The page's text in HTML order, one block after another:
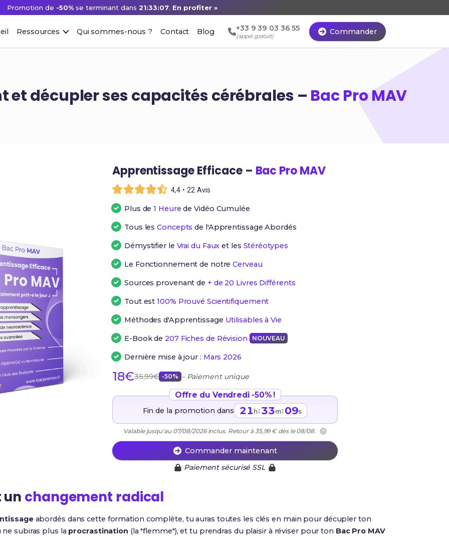
Promotion de -50%se terminant dans 21:33:06. En profiter »
Ressources Qui sommes-nous ? Contact Blog +33 9 39 03 36 55
(appel gratuit)
Commander
décupler ses capacités cérébrales – Bac Pro MAV
Apprentissage Efficace – Bac Pro MAV
4,4 • 22 Avis
Plus de1 Heure de Vidéo Cumulée
Tous lesConcepts de l'Apprentissage Abordés
Démystifier le Vrai du Faux et les Stéréotypes
Le Fonctionnement de notreCerveau
Sources provenant de + de 20 Livres Différents
Tout est100% Prouvé Scientifiquement
Méthodes d'Apprentissage Utilisables à Vie
E-Book de 207 Fiches de Révision NOUVEAU
Dernière mise à jour : Mars 2026
18€35,99€ -50% – Paiement unique
Offre du Vendredi -50% !
Fin de la promotion dans 21 h:33m:08s
Valable jusqu'au 07/08/2026 inclus. Retour à 35,99 € dès le 08/08. ?
Commander maintenant
Paiement sécurisé SSL
un changement radical
abordés dans cette formation complète, tu auras toutes les clés en main pour décupler ton
ne subiras plus la procrastination (la "flemme"), et tu prendras du plaisir à réviser pour ton Bac Pro MAV